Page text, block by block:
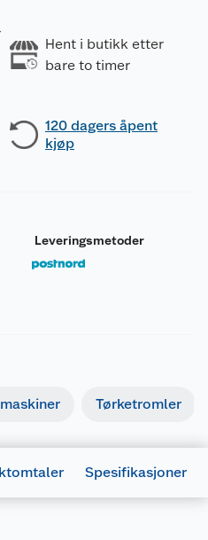
Hent i butikk etter
bare to timer
120 dagers åpent
kjøp
Leveringsmetoder
Tørketromler
Spesifikasjoner